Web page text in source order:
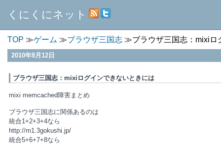
くにくにネット
TOP ゲーム ブラウザ三国志 ブラウザ三国志：mixiロ
2010年8月12日
ブラウザ三国志：mixiログインできないときには
mixi memcached障害まとめ
ブラウザ三国志に関係あるのは
統合1+2+3+4なら
http://m1.3gokushi.jp/
統合5+6+7+8なら